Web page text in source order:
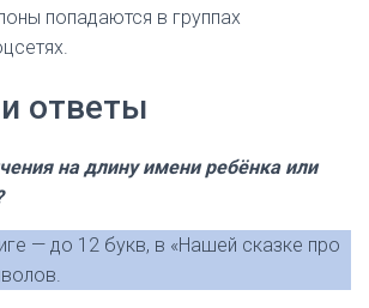
попадаются в группах
ответы
на длину имени ребёнка или
— до 12 букв, в «Нашей сказке про